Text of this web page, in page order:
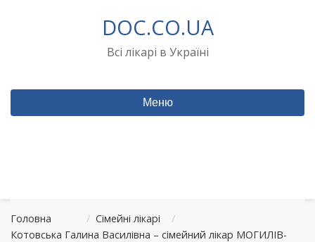
DOC.CO.UA
Всі лікарі в Україні
Меню
Головна / Сімейні лікарі
/
Котовська Галина Василівна – сімейний лікар МОГИЛІВ-